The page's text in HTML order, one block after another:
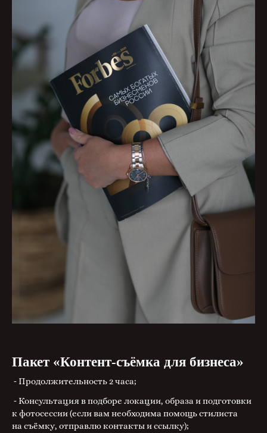
Пакет «Контент-съёмка для бизнеса»
⁃ Продолжительность 2 часа;
⁃ Консультация в подборе локации, образа и подготовки
к фотосессии (если вам необходима помощь стилиста
на съёмку, отправлю контакты и ссылку);